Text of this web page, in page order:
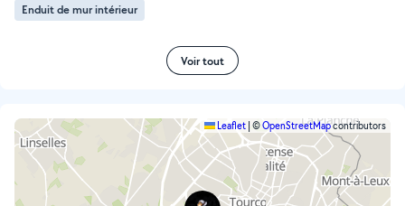
Enduit de mur intérieur
Voir tout
Leaflet ©OpenStreetMapcontributors